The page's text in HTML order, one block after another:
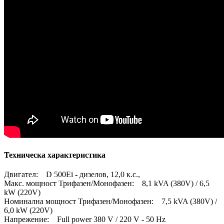
Техническа характеристика
Двигател: D 500Ei - дизелов, 12,0 к.с.,
Макс. мощност Трифазен/Монофазен: 8,1 kVA (380V) / 6,5
kW (220V)
Номинална мощност Трифазен/Монофазен: 7,5 kVA (380V) /
6,0 kW (220V)
Напрежение: Full power 380 V / 220 V - 50 Hz